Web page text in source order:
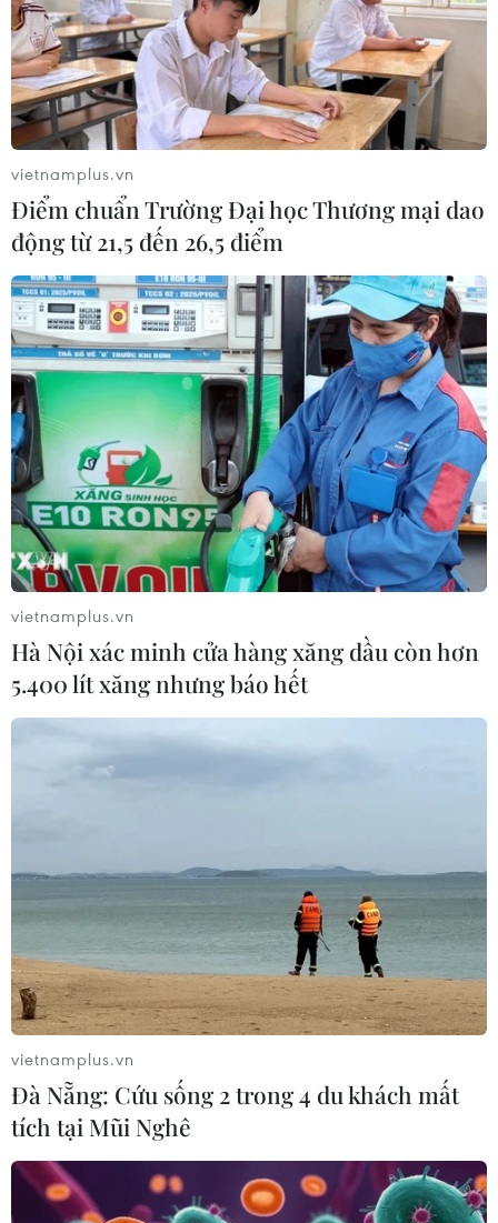
Gỡ nỗi lo về kinh phí khi xã hội hóa nạo vét
tuyến luồng hàng hải
Các dự án xã hội hóa nạo vét các tuyến luồng hàng
hải, thủy nội địa sẽ giúp Nhà nước, nhà đầu tư và
doanh nghiệp tham gia, khai thác giao thông đường
thủy được hưởng lợi.
vietnamplus.vn
Điểm chuẩn Trường Đại học Thương mại dao
động từ 21,5 đến 26,5 điểm
vietnamplus.vn
Hà Nội xác minh cửa hàng xăng dầu còn hơn
5.400 lít xăng nhưng báo hết
vietnamplus.vn
Đà Nẵng: Cứu sống 2 trong 4 du khách mất
tích tại Mũi Nghê